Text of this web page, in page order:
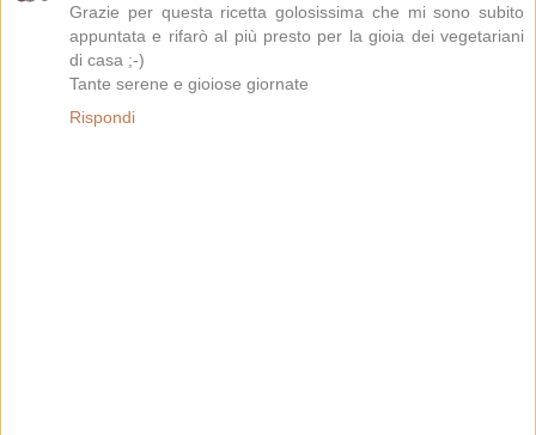
Grazie per questa ricetta golosissima che mi sono subito
appuntata e rifarò al più presto per la gioia dei vegetariani
di casa ;-)
Tante serene e gioiose giornate
Rispondi